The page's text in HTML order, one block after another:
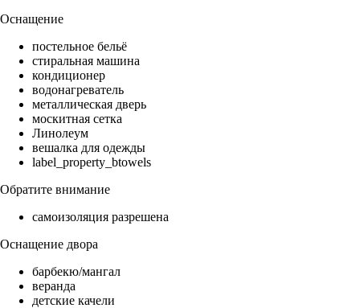
Оснащение
постельное бельё
стиральная машина
кондиционер
водонагреватель
металлическая дверь
москитная сетка
Линолеум
вешалка для одежды
label_property_btowels
Обратите внимание
самоизоляция разрешена
Оснащение двора
барбекю/мангал
веранда
детские качели